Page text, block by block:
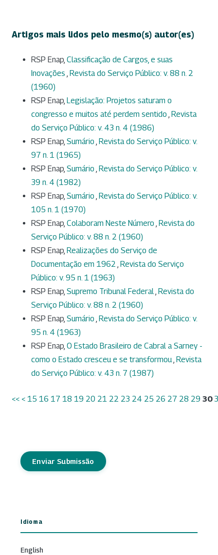
Artigos mais lidos pelo mesmo(s) autor(es)
RSP Enap, Classificação de Cargos, e suas
Inovações , Revista do Serviço Público: v. 88 n. 2
(1960)
RSP Enap, Legislação: Projetos saturam o
congresso e muitos até perdem sentido , Revista
do Serviço Público: v. 43 n. 4 (1986)
RSP Enap, Sumário , Revista do Serviço Público: v.
97 n. 1 (1965)
RSP Enap, Sumário , Revista do Serviço Público: v.
39 n. 4 (1982)
RSP Enap, Sumário , Revista do Serviço Público: v.
105 n. 1 (1970)
RSP Enap, Colaboram Neste Número , Revista do
Serviço Público: v. 88 n. 2 (1960)
RSP Enap, Realizações do Serviço de
Documentação em 1962 , Revista do Serviço
Público: v. 95 n. 1 (1963)
RSP Enap, Supremo Tribunal Federal, Revista do
Serviço Público: v. 88 n. 2 (1960)
RSP Enap, Sumário , Revista do Serviço Público: v.
95 n. 4 (1963)
RSP Enap, O Estado Brasileiro de Cabral a Sarney -
como o Estado cresceu e se transformou, Revista
do Serviço Público: v. 43 n. 7 (1987)
<< < 15 16 17 18 19 20 21 22 23 24 25 26 27 28 29 30
Enviar Submissão
Idioma
English